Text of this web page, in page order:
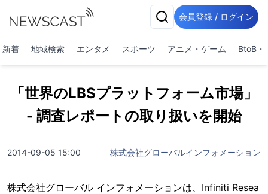
会員登録 / ログイン
新着 地域検索 エンタメ スポーツ アニメ・ゲーム BtoB・
「世界のLBSプラットフォーム市場」
- 調査レポートの取り扱いを開始
2014-09-05 15:00 株式会社グローバルインフォメーション
株式会社グローバル インフォメーションは、Infiniti Resea